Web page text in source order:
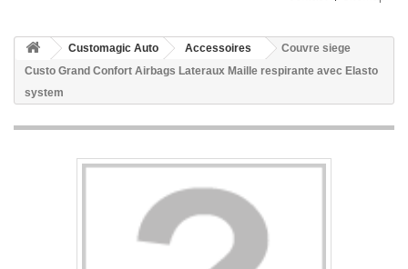
Customagic Auto Accessoires
Couvre siege
Custo Grand Confort Airbags Lateraux Maille respirante avec Elasto
system